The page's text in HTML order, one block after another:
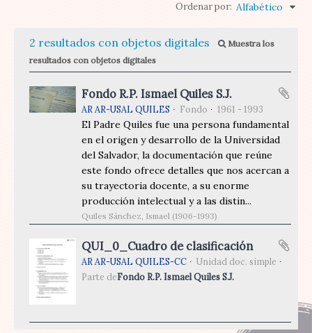
Ordenar por: Alfabético
2 resultados con objetos digitales
Muestra los
resultados con objetos digitales
Fondo R.P. Ismael Quiles S.J.
AR AR-USAL QUILES Fondo 1961 - 1993
El Padre Quiles fue una persona fundamental
en el origen y desarrollo de la Universidad
del Salvador, la documentación que reúne
este fondo ofrece detalles que nos acercan a
su trayectoria docente, a su enorme
producción intelectual y a las distin...
Quiles Sánchez, Ismael (1906-1993)
QUI_0_Cuadro de clasificación
AR AR-USAL QUILES-CC
Unidad doc. simple
Parte deFondo R.P. Ismael Quiles S.J.